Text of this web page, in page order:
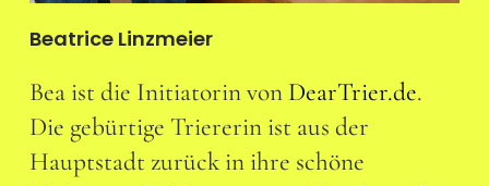
Beatrice Linzmeier
Bea ist die Initiatorin von DearTrier.de.
Die gebürtige Triererin ist aus der
Hauptstadt zurück in ihre schöne